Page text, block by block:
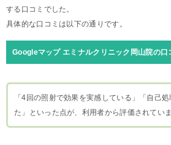
する口コミでした。
具体的な口コミは以下の通りです。
Googleマップ エミナルクリニック岡山院の口
「4回の照射で効果を実感している」「自己
た」といった点が、利用者から評価されていま